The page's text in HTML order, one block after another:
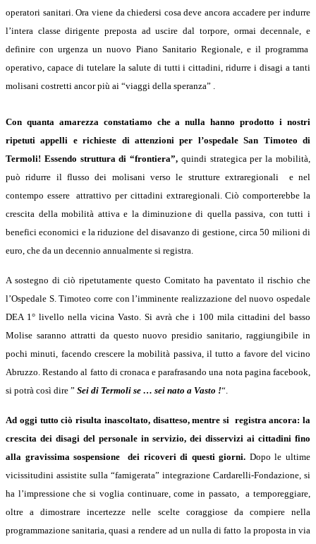
operatori sanitari.Ora viene da chiedersi cosa deve ancora accadere per indurre
l’intera classe dirigente preposta ad uscire dal torpore, ormai decennale, e
definire con urgenza un nuovo Piano Sanitario Regionale, e il programma
operativo, capace di tutelare la salute di tutti i cittadini, ridurre i disagi a tanti
molisani costretti ancor più ai “viaggi della speranza” .
Con quanta amarezza constatiamo che a nulla hanno prodotto i nostri
ripetuti appelli e richieste di attenzioni per l’ospedale San Timoteo di
Termoli! Essendo struttura di “frontiera”, quindi strategica per la mobilità,
può ridurre il flusso dei molisani verso le strutture extraregionali e nel
contempo essere attrattivo per cittadini extraregionali. Ciò comporterebbe la
crescita della mobilità attiva e la diminuzione di quella passiva, con tutti i
benefici economici e la riduzione del disavanzo di gestione, circa 50 milioni di
euro, che da un decennio annualmente si registra.
A sostegno di ciò ripetutamente questo Comitato ha paventato il rischio che
l’Ospedale S. Timoteo corre con l’imminente realizzazione del nuovo ospedale
DEA 1° livello nella vicina Vasto. Si avrà che i 100 mila cittadini del basso
Molise saranno attratti da questo nuovo presidio sanitario, raggiungibile in
pochi minuti, facendo crescere la mobilità passiva, il tutto a favore del vicino
Abruzzo. Restando al fatto di cronaca e parafrasando una nota pagina facebook,
si potrà così dire ” Sei di Termoli se … sei nato a Vasto !“.
Ad oggi tutto ciò risulta inascoltato, disatteso, mentre si registra ancora: la
crescita dei disagi del personale in servizio, dei disservizi ai cittadini fino
alla gravissima sospensione dei ricoveri di questi giorni. Dopo le ultime
vicissitudini assistite sulla “famigerata” integrazione Cardarelli-Fondazione, si
ha l’impressione che si voglia continuare, come in passato, a temporeggiare,
oltre a dimostrare incertezze nelle scelte coraggiose da compiere nella
programmazione sanitaria, quasi a rendere ad un nulla di fatto la proposta in via